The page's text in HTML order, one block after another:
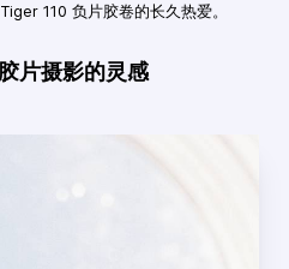
110 负片胶卷的长久热爱。
片摄影的灵感